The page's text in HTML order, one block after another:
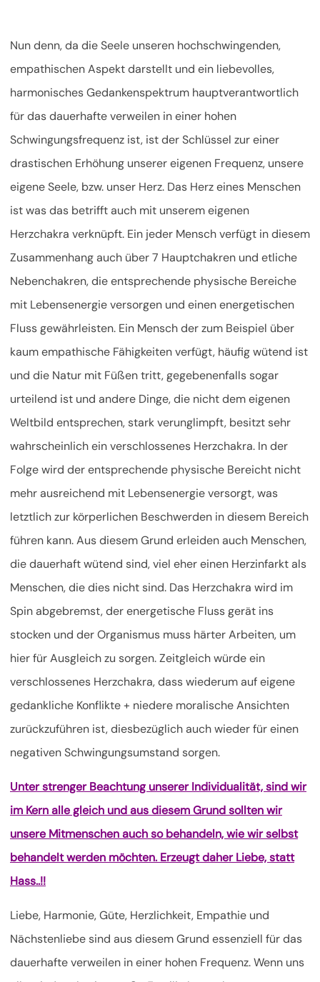
Nun denn, da die Seele unseren hochschwingenden,
empathischen Aspekt darstellt und ein liebevolles,
harmonisches Gedankenspektrum hauptverantwortlich
für das dauerhafte verweilen in einer hohen
Schwingungsfrequenz ist, ist der Schlüssel zur einer
drastischen Erhöhung unserer eigenen Frequenz, unsere
eigene Seele, bzw. unser Herz. Das Herz eines Menschen
ist was das betrifft auch mit unserem eigenen
Herzchakra verknüpft. Ein jeder Mensch verfügt in diesem
Zusammenhang auch über 7 Hauptchakren und etliche
Nebenchakren, die entsprechende physische Bereiche
mit Lebensenergie versorgen und einen energetischen
Fluss gewährleisten. Ein Mensch der zum Beispiel über
kaum empathische Fähigkeiten verfügt, häufig wütend ist
und die Natur mit Füßen tritt, gegebenenfalls sogar
urteilend ist und andere Dinge, die nicht dem eigenen
Weltbild entsprechen, stark verunglimpft, besitzt sehr
wahrscheinlich ein verschlossenes Herzchakra. In der
Folge wird der entsprechende physische Bereicht nicht
mehr ausreichend mit Lebensenergie versorgt, was
letztlich zur körperlichen Beschwerden in diesem Bereich
führen kann. Aus diesem Grund erleiden auch Menschen,
die dauerhaft wütend sind, viel eher einen Herzinfarkt als
Menschen, die dies nicht sind. Das Herzchakra wird im
Spin abgebremst, der energetische Fluss gerät ins
stocken und der Organismus muss härter Arbeiten, um
hier für Ausgleich zu sorgen. Zeitgleich würde ein
verschlossenes Herzchakra, dass wiederum auf eigene
gedankliche Konflikte + niedere moralische Ansichten
zurückzuführen ist, diesbezüglich auch wieder für einen
negativen Schwingungsumstand sorgen.
Unter strenger Beachtung unserer Individualität, sind wir
im Kern alle gleich und aus diesem Grund sollten wir
unsere Mitmenschen auch so behandeln, wie wir selbst
behandelt werden möchten. Erzeugt daher Liebe, statt
Hass..!!
Liebe, Harmonie, Güte, Herzlichkeit, Empathie und
Nächstenliebe sind aus diesem Grund essenziell für das
dauerhafte verweilen in einer hohen Frequenz. Wenn uns